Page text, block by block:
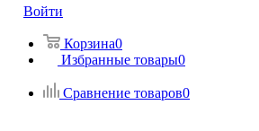
Войти
Корзина0
Избранные товары0
Сравнение товаров0